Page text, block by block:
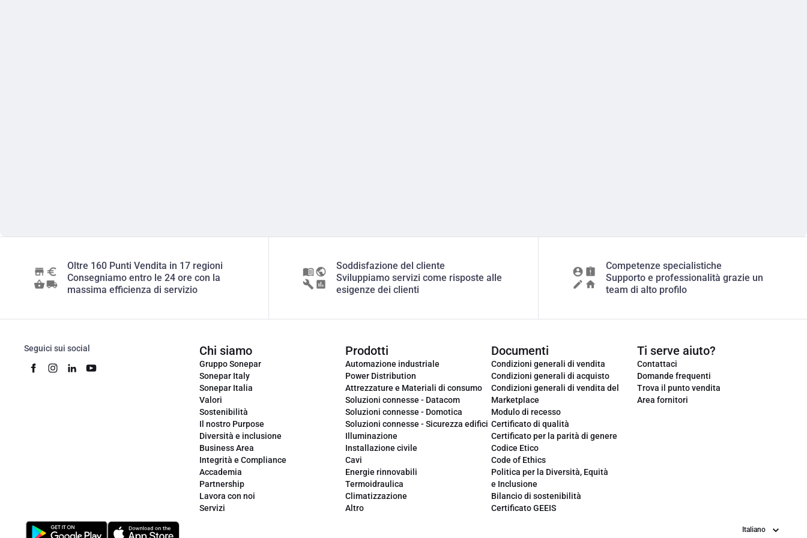
Oltre 160 Punti Vendita in 17 regioni
Consegniamo entro le 24 ore con la
massima efficienza di servizio
Soddisfazione del cliente
Sviluppiamo servizi come risposte alle
esigenze dei clienti
Competenze specialistiche
Supporto e professionalità grazie un
team di alto profilo
Seguici sui social Chi siamo
Gruppo Sonepar
Sonepar Italy
Sonepar Italia
Valori
Sostenibilità
Il nostro Purpose
Diversità e inclusione
Business Area
Integrità e Compliance
Accademia
Partnership
Lavora con noi
Servizi
Prodotti
Automazione industriale
Power Distribution
Attrezzature e Materiali di consumo
Soluzioni connesse - Datacom
Soluzioni connesse - Domotica
Soluzioni connesse - Sicurezza edifici
Illuminazione
Installazione civile
Cavi
Energie rinnovabili
Termoidraulica
Climatizzazione
Altro
Documenti
Condizioni generali di vendita
Condizioni generali di acquisto
Condizioni generali di vendita del
Marketplace
Modulo di recesso
Certificato di qualità
Certificato per la parità di genere
Codice Etico
Code of Ethics
Politica per la Diversità, Equità
e Inclusione
Bilancio di sostenibilità
Certificato GEEIS
Ti serve aiuto?
Contattaci
Domande frequenti
Trova il punto vendita
Area fornitori
Lingua